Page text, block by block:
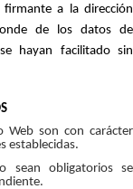
a la dirección
de los datos de
hayan facilitado sin
Web son con carácter
establecidas.
sean obligatorios se